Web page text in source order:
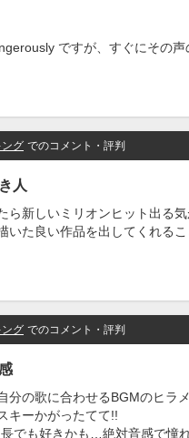
ですが、すぐにその
グ でのコメント・評判
人
ら新しいミリオンヒット出る
いた良い作品を出してくれるこ
グ でのコメント・評判
分の歌に合わせるBGMのヒ
キーかがったてて!!
でも好きかも…絶対音感で憧